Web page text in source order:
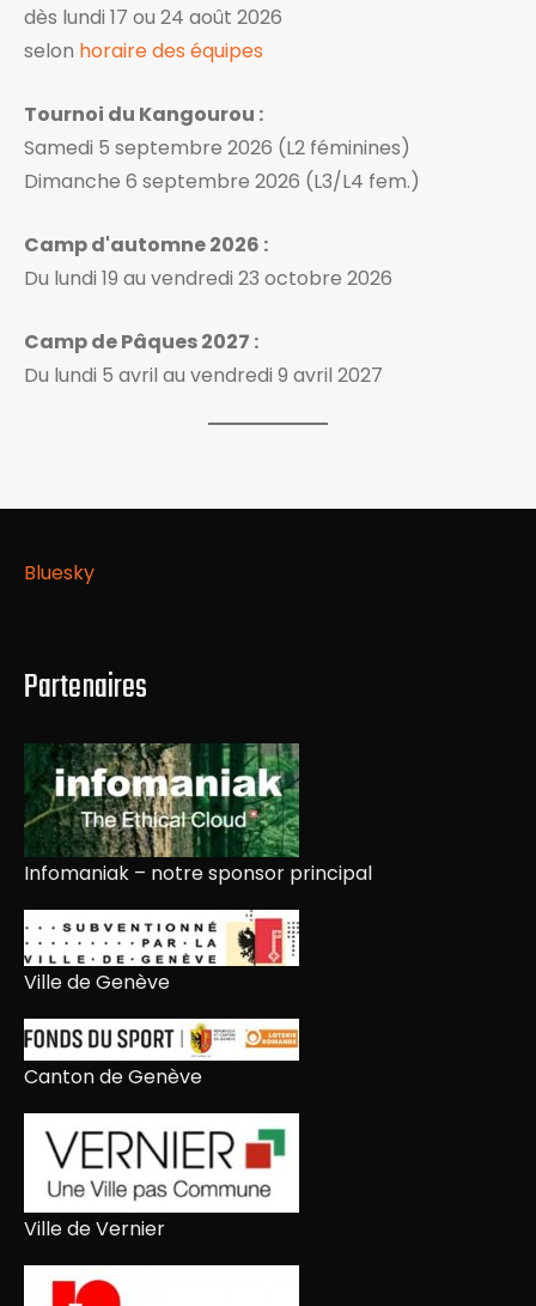
dès lundi 17 ou 24 août 2026
selon horaire des équipes
Tournoi du Kangourou :
Samedi 5 septembre 2026 (L2 féminines)
Dimanche 6 septembre 2026 (L3/L4 fem.)
Camp d'automne 2026 :
Du lundi 19 au vendredi 23 octobre 2026
Camp de Pâques 2027 :
Du lundi 5 avril au vendredi 9 avril 2027
Bluesky
Partenaires
Infomaniak – notre sponsor principal
Ville de Genève
Canton de Genève
Ville de Vernier